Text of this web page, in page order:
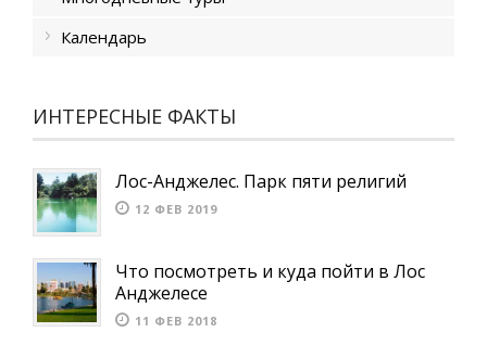
Календарь
ИНТЕРЕСНЫЕ ФАКТЫ
Лос-Анджелес. Парк пяти религий
12 ФЕВ 2019
Что посмотреть и куда пойти в Лос
Анджелесе
11 ФЕВ 2018